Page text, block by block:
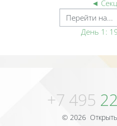
◄
День 1:
+7 495
© 2026